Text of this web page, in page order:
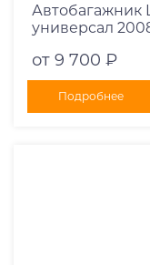
Автобагажник
универсал
от 9 700 ₽
Подробнее